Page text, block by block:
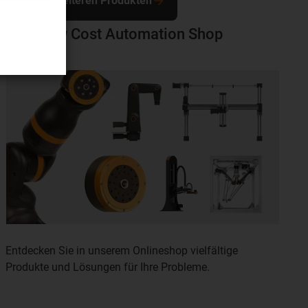
Zum Low Cost Automation Shop
Entdecken Sie in unserem Onlineshop vielfältige
Produkte und Lösungen für Ihre Probleme.